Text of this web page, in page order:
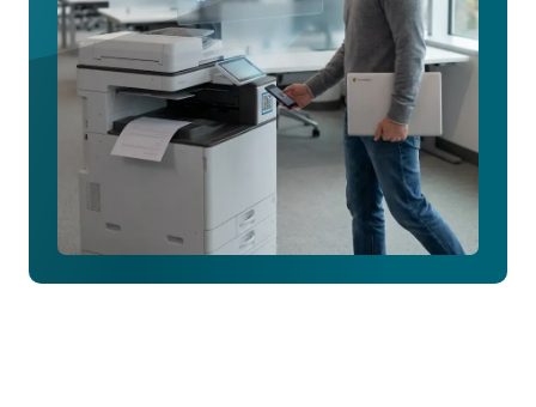
Printing
の
詳
細
を
見
る